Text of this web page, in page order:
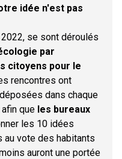
idée n'est pas
se sont déroulés
par
citoyens pour le
rencontres ont
dans chaque
que les bureaux
les 10 idées
vote des habitants
auront une portée